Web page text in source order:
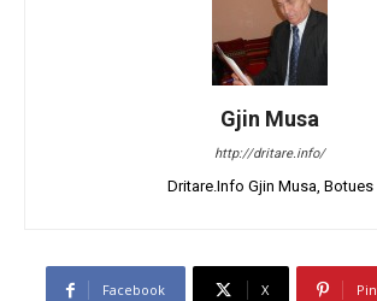
Gjin Musa
http://dritare.info/
Dritare.Info Gjin Musa, Botues
Facebook X